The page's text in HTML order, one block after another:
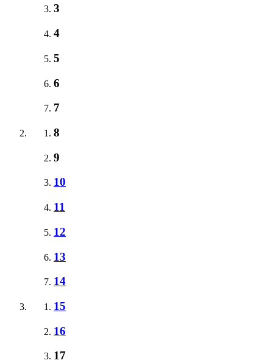
3
4
5
6
7
8
9
10
11
12
13
14
15
16
17